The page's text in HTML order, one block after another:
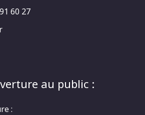
60 27
au public :
: